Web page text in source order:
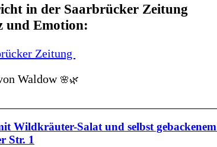
in der Saarbrücker Zeitung
und Emotion:
Zeitung
Waldow 🌸🌿
Salat und selbst
Str. 1